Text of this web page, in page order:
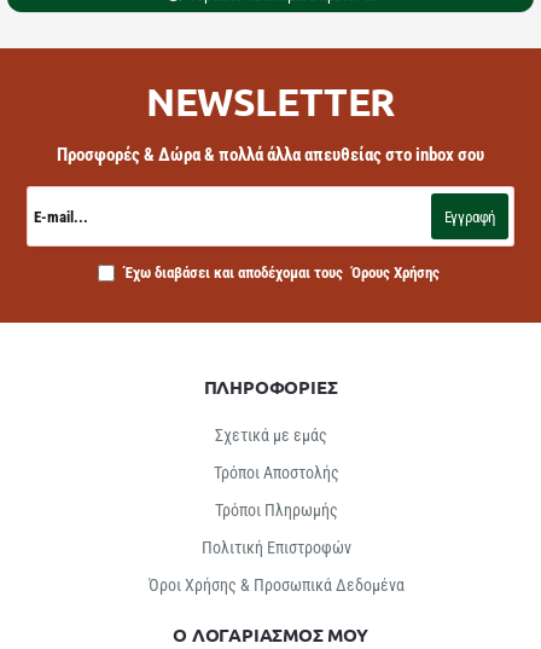
NEWSLETTER
Προσφορές & Δώρα & πολλά άλλα απευθείας στο inbox σου
mail...
Εγγραφή
Έχω διαβάσει και αποδέχομαι τους Όρους Χρήσης
ΠΛΗΡΟΦΟΡΙΕΣ
Σχετικά με εμάς
Τρόποι Αποστολής
Τρόποι Πληρωμής
Πολιτική Επιστροφών
Όροι Χρήσης & Προσωπικά Δεδομένα
Ο ΛΟΓΑΡΙΑΣΜΟΣ ΜΟΥ